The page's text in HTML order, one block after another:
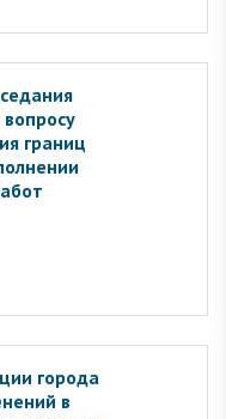
границ
города
в